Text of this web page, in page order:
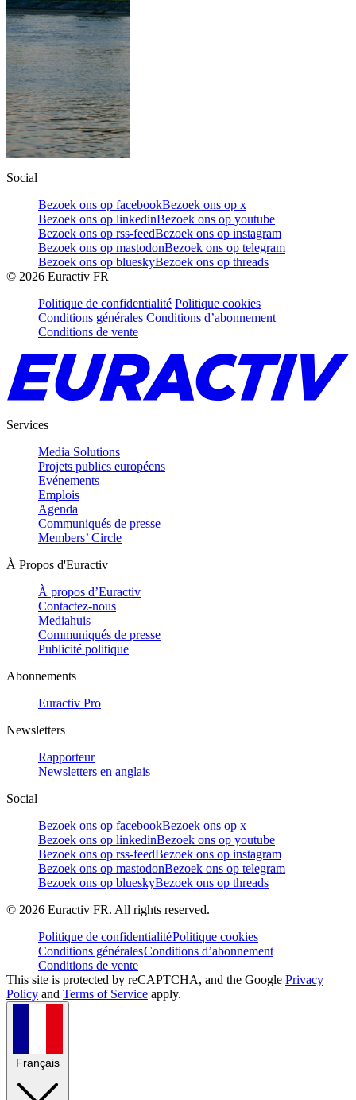
Social
Bezoek ons op facebookBezoek ons op x
Bezoek ons op linkedinBezoek ons op youtube
Bezoek ons op rss-feedBezoek ons op instagram
Bezoek ons op mastodonBezoek ons op telegram
Bezoek ons op blueskyBezoek ons op threads
© 2026 Euractiv FR
Politique de confidentialité Politique cookies
Conditions générales Conditions d’abonnement
Conditions de vente
Services
Media Solutions
Projets publics européens
Evénements
Emplois
Agenda
Communiqués de presse
Members’ Circle
À Propos d'Euractiv
À propos d’Euractiv
Contactez-nous
Mediahuis
Communiqués de presse
Publicité politique
Abonnements
Euractiv Pro
Newsletters
Rapporteur
Newsletters en anglais
Social
Bezoek ons op facebookBezoek ons op x
Bezoek ons op linkedinBezoek ons op youtube
Bezoek ons op rss-feedBezoek ons op instagram
Bezoek ons op mastodonBezoek ons op telegram
Bezoek ons op blueskyBezoek ons op threads
© 2026 Euractiv FR. All rights reserved.
Politique de confidentialitéPolitique cookies
Conditions généralesConditions d’abonnement
Conditions de vente
This site is protected by reCAPTCHA, and the Google Privacy
Policy and Terms of Service apply.
Français